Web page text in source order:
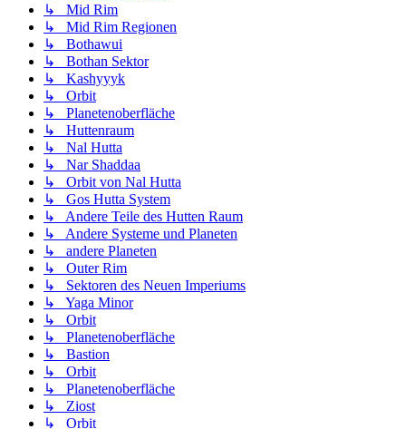
↳ Mid Rim
↳ Mid Rim Regionen
↳ Bothawui
↳ Bothan Sektor
↳ Kashyyyk
↳ Orbit
↳ Planetenoberfläche
↳ Huttenraum
↳ Nal Hutta
↳ Nar Shaddaa
↳ Orbit von Nal Hutta
↳ Gos Hutta System
↳ Andere Teile des Hutten Raum
↳ Andere Systeme und Planeten
↳ andere Planeten
↳ Outer Rim
↳ Sektoren des Neuen Imperiums
↳ Yaga Minor
↳ Orbit
↳ Planetenoberfläche
↳ Bastion
↳ Orbit
↳ Planetenoberfläche
↳ Ziost
↳ Orbit